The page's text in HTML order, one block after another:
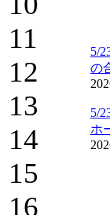
11
12
13
14
15
16
5/
の
5/
ホ